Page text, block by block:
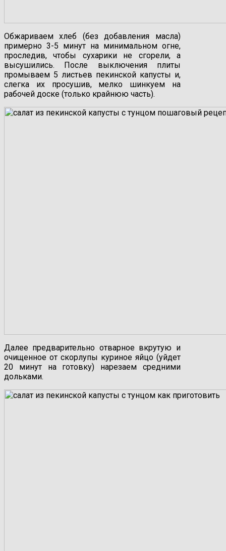
Обжариваем хлеб (без добавления масла)
примерно 3-5 минут на минимальном огне,
проследив, чтобы сухарики не сгорели, а
высушились. После выключения плиты
промываем 5 листьев пекинской капусты и,
слегка их просушив, мелко шинкуем на
рабочей доске (только крайнюю часть).
Далее предварительно отварное вкрутую и
очищенное от скорлупы куриное яйцо (уйдет
20 минут на готовку) нарезаем средними
дольками.